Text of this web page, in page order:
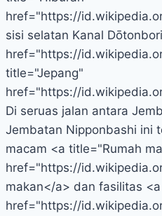
href="https://
sisi selatan Kanal
href="https://
title="Jepang"
href="https://
Di seruas jalan antara
Jembatan Nipponbashi ini
macam <a title="Rumah
href="https://
makan</a> dan fasilitas
href="https://